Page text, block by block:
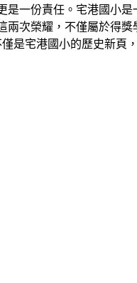
一份責任。宅港國小
次榮耀，不僅屬於得
是宅港國小的歷史新頁